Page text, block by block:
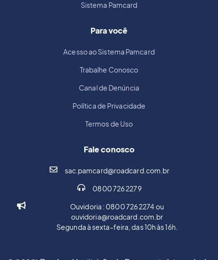
Sistema Pamcard
Para você
Acesso ao Sistema Pamcard
Trabalhe Conosco
Canal de Denúncia
Política de Privacidade
Termos de Uso
Fale conosco
sac.pamcard@roadcard.com.br
0800 726 2279
Ouvidoria : 0800 726 2274 ou
ouvidoria@roadcard.com.br
Segunda à sexta-feira, das 10h às 16h.